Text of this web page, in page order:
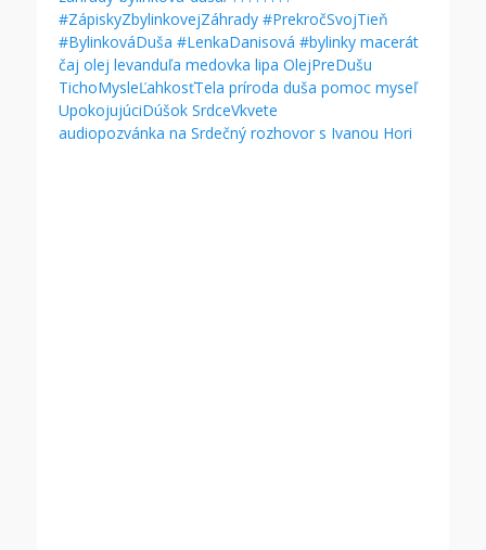
audiopozvánka na Srdečný rozhovor s Ivanou Hori